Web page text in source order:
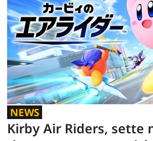
NEWS
Kirby Air Riders,